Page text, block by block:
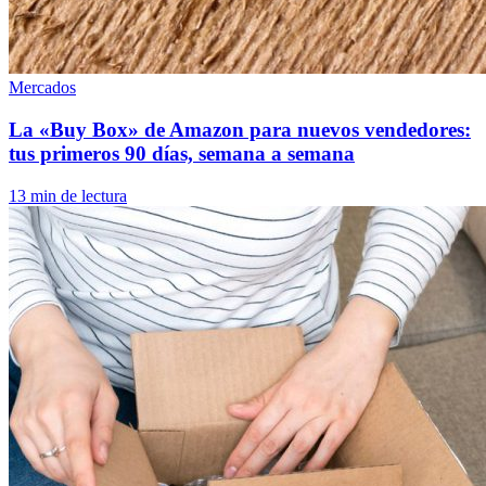
Mercados
La «Buy Box» de Amazon para nuevos vendedores:
tus primeros 90 días, semana a semana
13 min de lectura